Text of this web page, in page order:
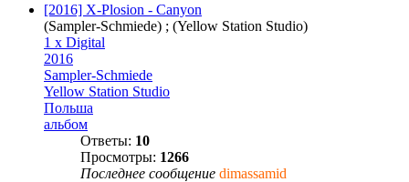
[2016] X-Plosion - Canyon
(Sampler-Schmiede) ; (Yellow Station Studio)
1 x Digital
2016
Sampler-Schmiede
Yellow Station Studio
Польша
альбом
Ответы: 10
Просмотры: 1266
Последнее сообщение dimassamid